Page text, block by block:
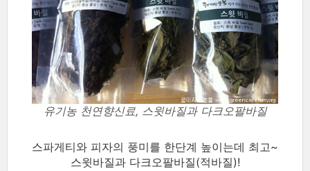
유기농 천연향신료, 스윗바질과 다크오팔바질
스파게티와 피자의 풍미를 한단계 높이는데 최고~
스윗바질과 다크오팔바질(적바질)!